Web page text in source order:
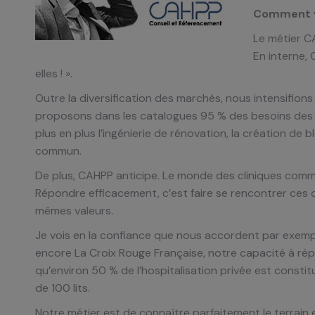
Comment
Le métier
En interne,
elles ! ».
Outre la diversification des marchés, nous
proposons dans les catalogues 95 % des besoins
plus en plus l’ingénierie de rénovation, la création
commun.
De plus, CAHPP anticipe. Le monde des cliniques
Répondre efficacement, c’est faire se rencontrer
mêmes valeurs.
Je vois en la confiance que nous accordent par
encore La Croix Rouge Française, notre capacité à
qu’environ 50 % de l’hospitalisation privée est
de 100 lits.